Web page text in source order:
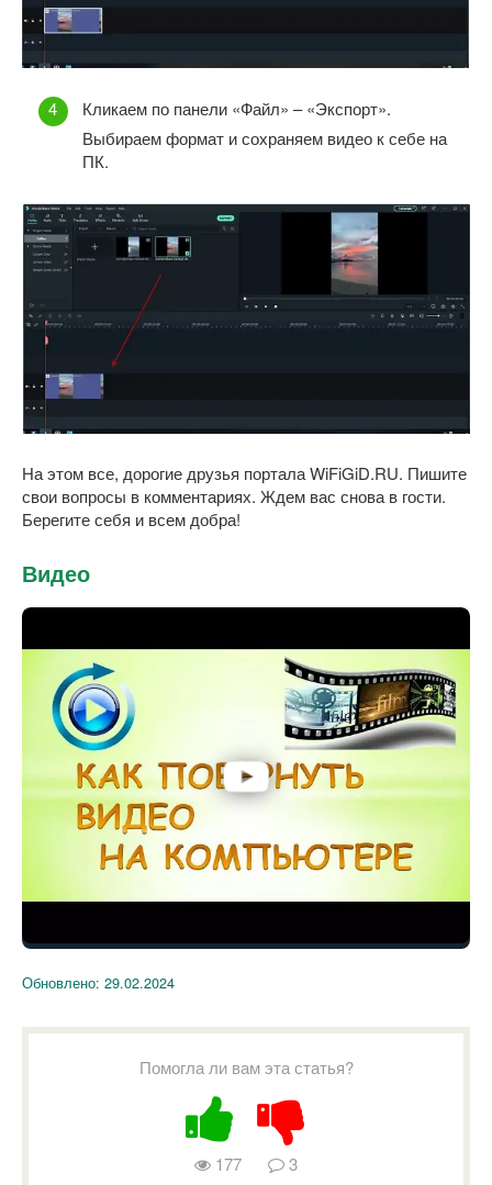
Кликаем по панели «Файл» – «Экспорт».
Выбираем формат и сохраняем видео к себе на
ПК.
На этом все, дорогие друзья портала WiFiGiD.RU. Пишите
свои вопросы в комментариях. Ждем вас снова в гости.
Берегите себя и всем добра!
Видео
Обновлено: 29.02.2024
Помогла ли вам эта статья?
177 3